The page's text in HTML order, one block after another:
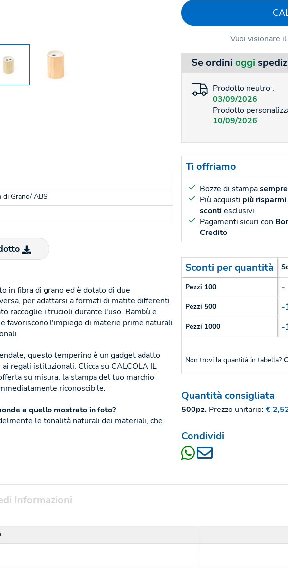
Vuoi visionare
Se ordini oggi
Prodotto neutro :
03/09/2026
Prodotto
10/09/2026
di Grano/ ABS
in fibra di grano ed è dotato di due
per adattarsi a formati di matite differenti.
raccoglie i trucioli durante l'uso. Bambù e
favoriscono l'impiego di materie prime naturali
questo temperino è un gadget adatto
regali istituzionali. Clicca su CALCOLA IL
su misura: la stampa del tuo marchio
riconoscibile.
a quello mostrato in foto?
le tonalità naturali dei materiali, che
Ti offriamo
Bozze di stampa
Più acquisti più risparmi
scontiesclusivi
Pagamenti sicuri con
Credito
Sconti per quantità
Pezzi 100 -
Pezzi 500 -
Pezzi 1000 -
Non trovi la quantità in tabella?
Quantità consigliata
500pz. Prezzo unitario: €
Condividi
Informazioni